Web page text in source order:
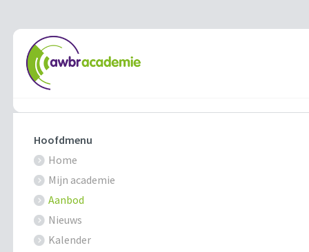
Hoofdmenu
Home
Mijn academie
Aanbod
Nieuws
Kalender